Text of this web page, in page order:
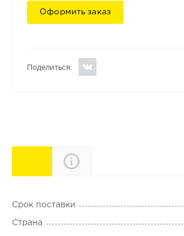
Оформить заказ
Поделиться:
Характеристики
Срок поставки
Страна